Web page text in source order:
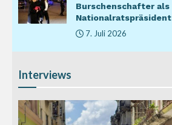
Burschenschafter als
Nationalratspräsident
7. Juli 2026
Interviews